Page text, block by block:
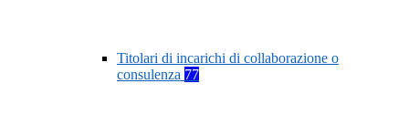
Titolari di incarichi di collaborazione o
consulenza 77